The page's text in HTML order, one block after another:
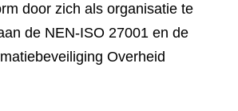
door zich als organisatie te
de NEN-ISO 27001 en de
Overheid